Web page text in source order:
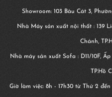
Showroom: 103 Bàu Cát 3,
Nhà Máy sản xuất nội thất : 139
Chánh,
Nhà máy sản xuất Sofa : D11/10F,
TP.Hồ
Giờ làm việc: 8h - 17h30 từ Thứ 2